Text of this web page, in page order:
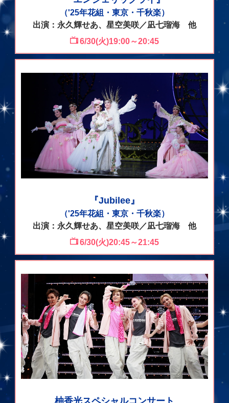
（'25年花組・東京・千秋楽）
出演：永久輝せあ、星空美咲／凪七瑠海 他
6/30(火)19:00～20:45
『Jubilee』
（'25年花組・東京・千秋楽）
出演：永久輝せあ、星空美咲／凪七瑠海 他
6/30(火)20:45～21:45